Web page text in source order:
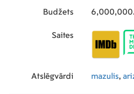
Budžets
Saites
Atslēgvārdi mazulis,